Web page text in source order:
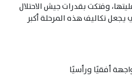
وفتكت بقدرات جيش الاحتلال
يجعل تكاليف هذه المرحلة أكبر
أفقيًا ورأسيًا